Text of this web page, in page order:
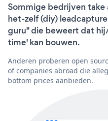
Sommige bedrijven take
het-zelf (diy)
guru" die beweert dat
time' kan bouwen.
Anderen proberen open
of companies abroad die
bottom prices aanbieden.